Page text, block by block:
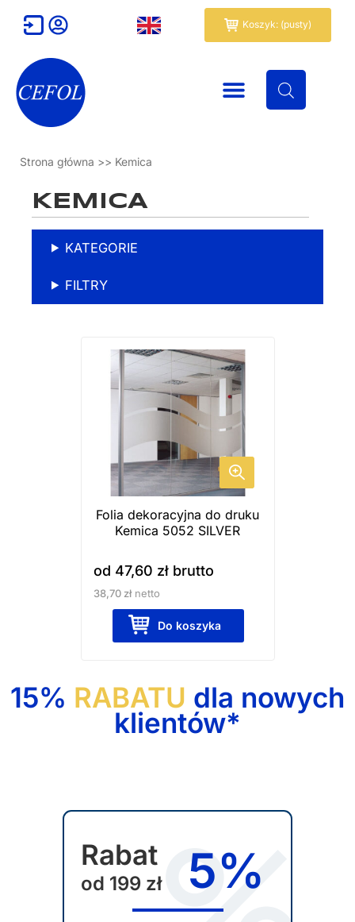
Koszyk: (pusty)
Wózek
Strona główna >> Kemica
KEMICA
KATEGORIE
FILTRY
Folia dekoracyjna do druku
Kemica 5052 SILVER
od 47,60 złbrutto
38,70 złnetto
Do koszyka
Ten
produkt
ma
wiele
wariantów.
Opcje
można
wybrać
na
stronie
15% RABATU dla nowych
klientów*
Rabat
od 199 zł 5%